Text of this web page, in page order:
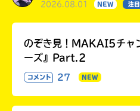
2026.08.01 NEW 注
のぞき見！MAKAI5チャ
ーズ』Part.2
コメント 27 NEW